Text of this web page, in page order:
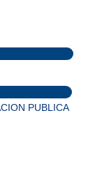
PUBLICA